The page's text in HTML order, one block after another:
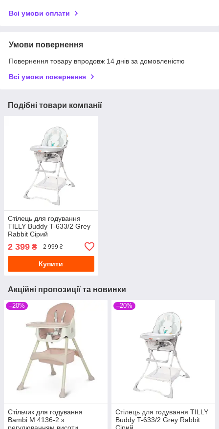
Всі умови оплати
Умови повернення
Повернення товару впродовж 14 днів за домовленістю
Всі умови повернення
Подібні товари компанії
Стілець для годування
TILLY Buddy T-633/2 Grey
Rabbit Сірий
2 399 ₴ 2 999 ₴
Купити
Акційні пропозиції та новинки
–20%
Стільчик для годування
Bambi M 4136-2 з
–20%
Стілець для годування TILLY
Buddy T-633/2 Grey Rabbit